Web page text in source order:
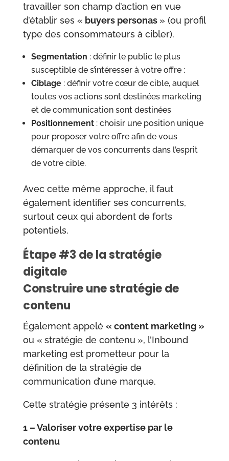
travailler son champ d’action en vue
d’établir ses « buyers personas » (ou profil
type des consommateurs à cibler).
Segmentation : définir le public le plus
susceptible de s’intéresser à votre offre ;
Ciblage : définir votre cœur de cible, auquel
toutes vos actions sont destinées marketing
et de communication sont destinées
Positionnement: choisir une position unique
pour proposer votre offre afin de vous
démarquer de vos concurrents dans l’esprit
de votre cible.
Avec cette même approche, il faut
également identifier ses concurrents,
surtout ceux qui abordent de forts
potentiels.
Étape #3 de la stratégie
digitale
Construire une stratégie de
contenu
Également appelé « content marketing »
ou « stratégie de contenu », l’Inbound
marketing est prometteur pour la
définition de la stratégie de
communication d’une marque.
Cette stratégie présente 3 intérêts :
1 – Valoriser votre expertise par le
contenu